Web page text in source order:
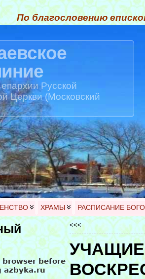
По благословению
Русской
Церкви (Московский
ХРАМЫ РАСПИСАНИЕ
<<<